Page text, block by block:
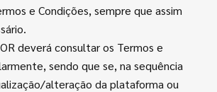
e Condições, sempre que assim
deverá consultar os Termos e
sendo que se, na sequência
alteração da plataforma ou